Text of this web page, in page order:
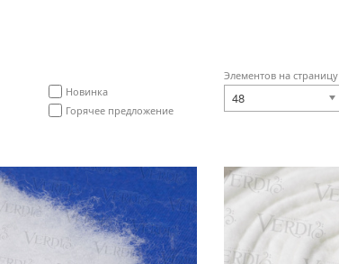
Новинка
Горячее предложение
Элементов на страницу
48